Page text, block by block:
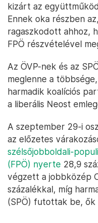
kizárt az
Ennek oka részben
ragaszkodott ahhoz,
FPÖ részvételével
Az ÖVP-nek és az
meglenne a
harmadik koalíciós
a liberális Neost
A szeptember 29-i
az előzetes
szélsőjobboldali-
(FPÖ) nyerte 28,9
végzett a jobbközép
százalékkal, míg
(SPÖ) futottak be, ők